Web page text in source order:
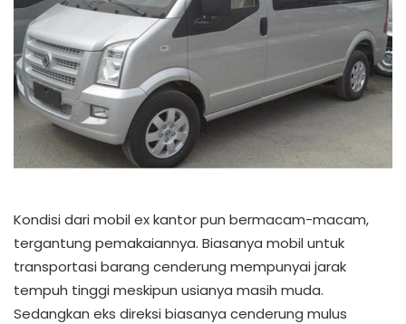
Kondisi dari mobil ex kantor pun bermacam-macam,
tergantung pemakaiannya. Biasanya mobil untuk
transportasi barang cenderung mempunyai jarak
tempuh tinggi meskipun usianya masih muda.
Sedangkan eks direksi biasanya cenderung mulus